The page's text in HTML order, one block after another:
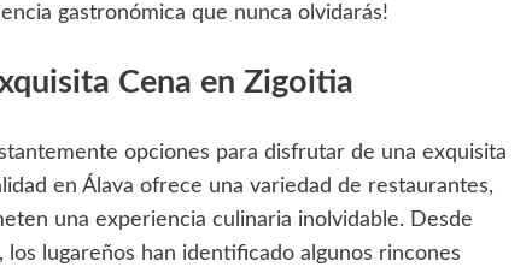
gastronómica que nunca olvidarás!
Cena en Zigoitia
opciones para disfrutar de una exquisita
en Álava ofrece una variedad de restaurantes,
una experiencia culinaria inolvidable. Desde
lugareños han identificado algunos rincones